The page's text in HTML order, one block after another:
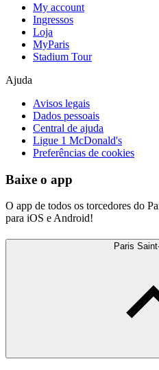
My account
Ingressos
Loja
MyParis
Stadium Tour
Ajuda
Avisos legais
Dados pessoais
Central de ajuda
Ligue 1 McDonald's
Preferências de cookies
Baixe o app
O app de todos os torcedores do
para iOS e Android!
Paris